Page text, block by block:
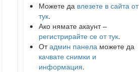
Можете да влезете в сайта от
тук.
Ако нямате акаунт –
регистрирайте се от тук.
Отадмин панеламожете да
качвате снимки и
информация.